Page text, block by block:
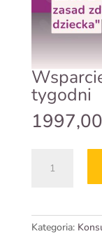
tygodni
1997,00
Wsparcie
mam
6
Kategoria: